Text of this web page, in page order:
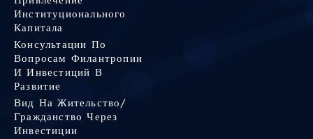
Институционального
Капитала
Консультации По
Вопросам Филантропии
И Инвестиций В
Развитие
Вид На Жительство/
Гражданство Через
Инвестиции